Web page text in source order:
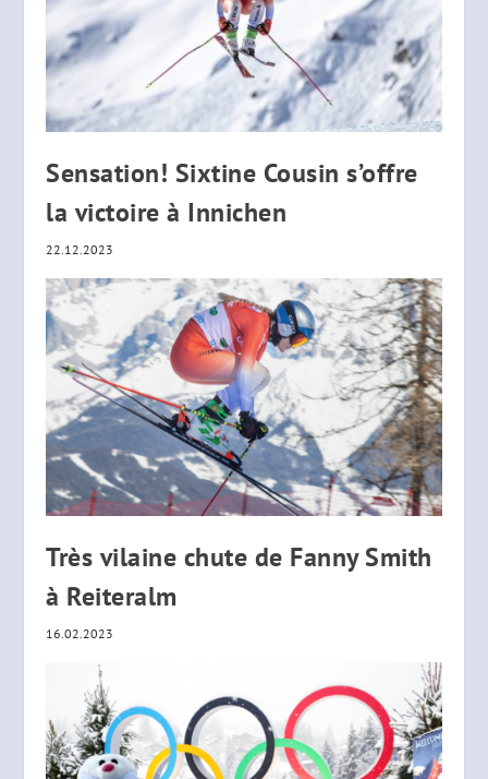
Sensation! Sixtine Cousin s’offre
la victoire à Innichen
22.12.2023
Très vilaine chute de Fanny Smith
à Reiteralm
16.02.2023